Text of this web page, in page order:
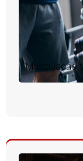
Musculação